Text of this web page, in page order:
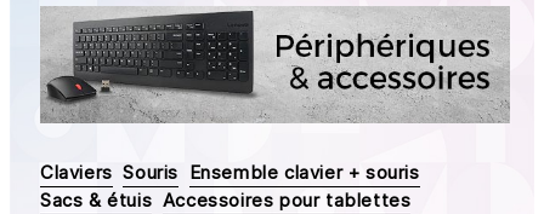
Claviers Souris Ensemble clavier + souris
Sacs & étuis Accessoires pour tablettes